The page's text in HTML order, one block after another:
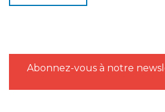
Abonnez-vous à notre